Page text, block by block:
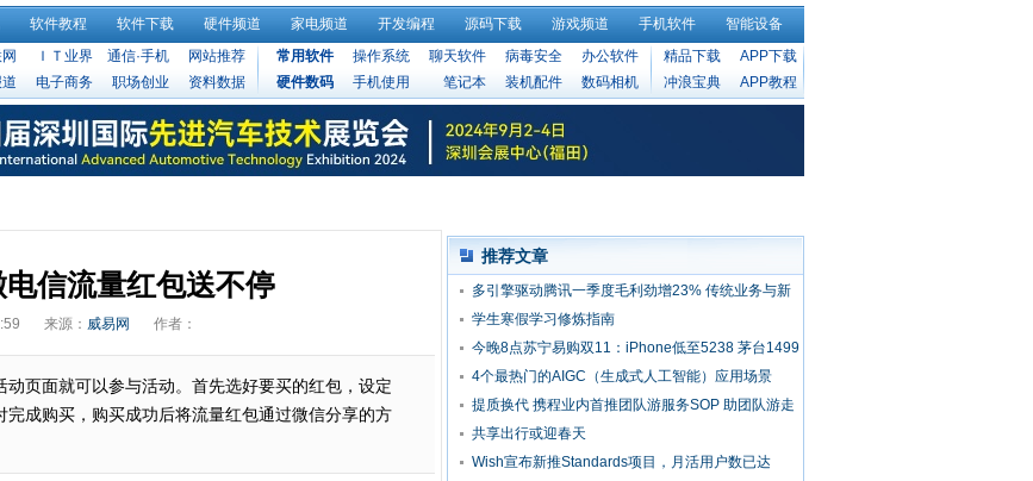
软件教程 软件下载 硬件频道 家电频道 开发编程 源码下载 游戏频道 手机软件
智能设备
ＩＴ业界 通信·手机
网站推荐
电子商务 职场创业 资料数据
常用软件 操作系统 聊天软件 病毒安全
办公软件
硬件数码
手机使用 笔记本 装机配件 数码相机
精品下载
APP下载
冲浪宝典
APP教程
信流量红包送不停
来源： 威易网 作者：
页面就可以参与活动。首先选好要买的红包，设定
成购买，购买成功后将流量红包通过微信分享的方
推荐文章
多引擎驱动腾讯一季度毛利劲增23% 传统业务与新
芽业务齐发力
学生寒假学习修炼指南
今晚8点苏宁易购双11：iPhone低至5238 茅台1499
4个最热门的AIGC（生成式人工智能）应用场景
提质换代 携程业内首推团队游服务SOP 助团队游走
入正向发展
共享出行或迎春天
Wish宣布新推Standards项目，月活用户数已达